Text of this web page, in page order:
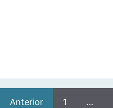
Anterior 1 …